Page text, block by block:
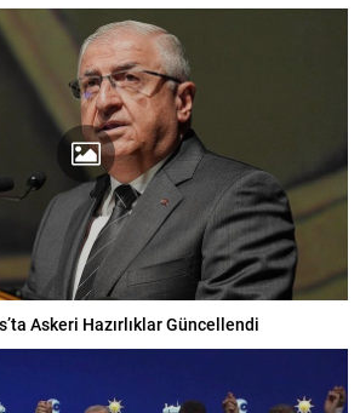
Askeri Hazırlıklar Güncellendi